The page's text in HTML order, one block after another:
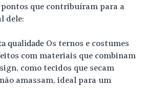
que contribuíram para a
dele:
qualidade Os ternos e costumes
com materiais que combinam
como tecidos que secam
amassam, ideal para um